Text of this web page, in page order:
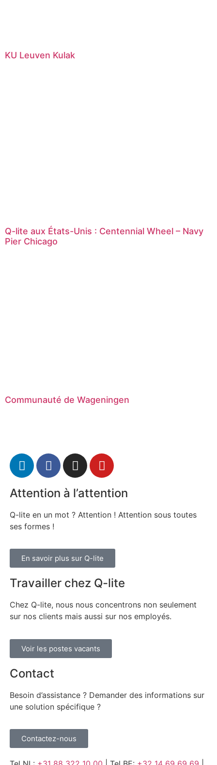
KU Leuven Kulak
Q-lite aux États-Unis : Centennial Wheel – Navy
Pier Chicago
Communauté de Wageningen
Attention à l’attention
Q-lite en un mot ? Attention ! Attention sous toutes
ses formes !
En savoir plus sur Q-lite
Travailler chez Q-lite
Chez Q-lite, nous nous concentrons non seulement
sur nos clients mais aussi sur nos employés.
Voir les postes vacants
Contact
Besoin d’assistance ? Demander des informations sur
une solution spécifique ?
Contactez-nous